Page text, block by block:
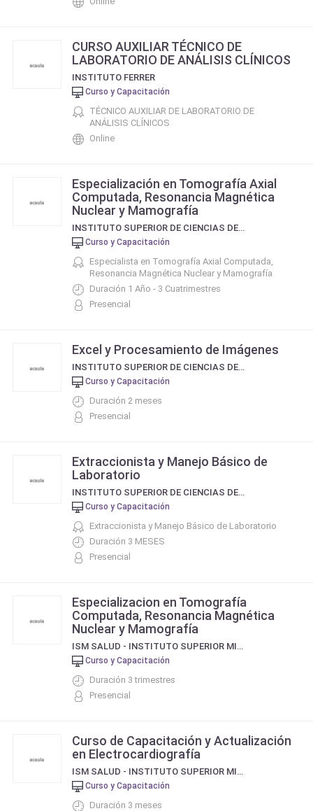
CURSO AUXILIAR TÉCNICO DE
LABORATORIO DE ANÁLISIS CLÍNICOS
INSTITUTO FERRER
Curso y Capacitación
TÉCNICO AUXILIAR DE LABORATORIO DE
ANÁLISIS CLÍNICOS
Online
Especialización en Tomografía Axial
Computada, Resonancia Magnética
Nuclear y Mamografía
INSTITUTO SUPERIOR DE CIENCIAS DE LA SALUD
Curso y Capacitación
Especialista en Tomografía Axial Computada,
Resonancia Magnética Nuclear y Mamografía
Duración 1 Año - 3 Cuatrimestres
Presencial
Excel y Procesamiento de Imágenes
INSTITUTO SUPERIOR DE CIENCIAS DE LA SALUD
Curso y Capacitación
Duración 2 meses
Presencial
Extraccionista y Manejo Básico de
Laboratorio
INSTITUTO SUPERIOR DE CIENCIAS DE LA SALUD
Curso y Capacitación
Extraccionista y Manejo Básico de Laboratorio
Duración 3 MESES
Presencial
Especializacion en Tomografía
Computada, Resonancia Magnética
Nuclear y Mamografía
ISM SALUD - INSTITUTO SUPERIOR MITRE
Curso y Capacitación
Duración 3 trimestres
Presencial
Curso de Capacitación y Actualización
en Electrocardiografía
ISM SALUD - INSTITUTO SUPERIOR MITRE
Curso y Capacitación
Duración 3 meses